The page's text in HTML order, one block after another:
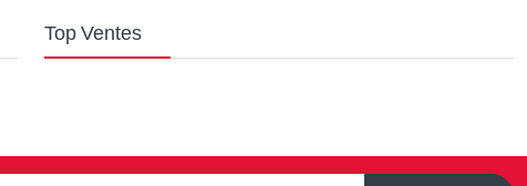
Top Ventes